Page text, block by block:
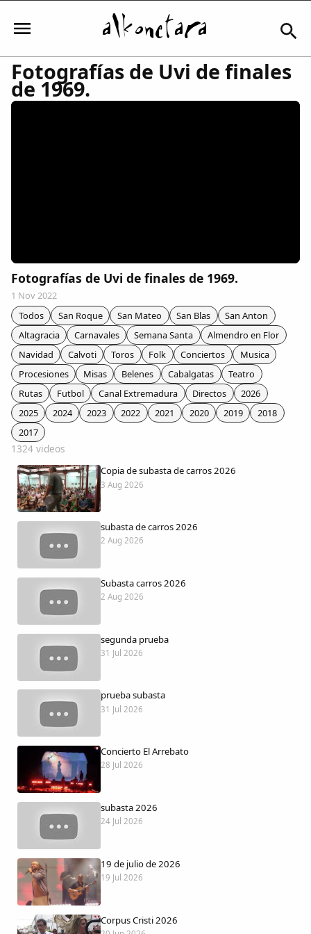
Iniciar sesión
Comunidad
Colaboradores
AlkoTV
Biblioteca
Periódico Alconétar
Foros
Idiosincrasia
Diccionario
Traductor
Dichos
Cancionero Local
Apodos
Peñas
La palra
Modo oscuro
Fotografías de Uvi de finales
de 1969.
Fotografías de Uvi de finales de 1969.
1 Nov 2022
Todos
San Roque San Mateo San Blas
San Anton
Altagracia
Carnavales Semana Santa
Almendro en Flor
Navidad
Calvoti Toros Folk Conciertos
Musica
Procesiones
Misas Belenes Cabalgatas
Teatro
Rutas
Futbol Canal Extremadura Directos
2026
2025
2024 2023 2022 2021 2020 2019
2018
2017
1324 videos
Copia de subasta de carros 2026
3 Aug 2026
subasta de carros 2026
2 Aug 2026
Subasta carros 2026
2 Aug 2026
segunda prueba
31 Jul 2026
prueba subasta
31 Jul 2026
Concierto El Arrebato
28 Jul 2026
subasta 2026
24 Jul 2026
19 de julio de 2026
19 Jul 2026
Corpus Cristi 2026